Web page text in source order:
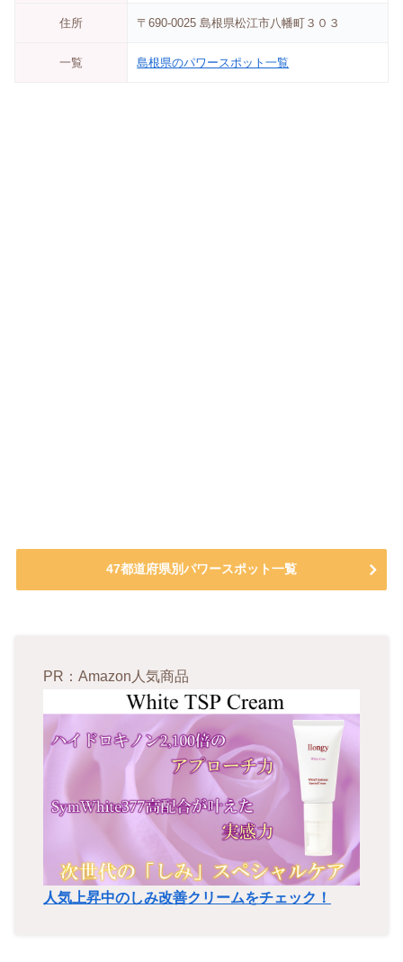
住所 〒690-0025 島根県松江市八幡町３０３
一覧 島根県のパワースポット一覧
47都道府県別パワースポット一覧
PR：Amazon人気商品
人気上昇中のしみ改善クリームをチェック！